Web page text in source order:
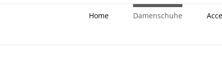
Home Damenschuhe